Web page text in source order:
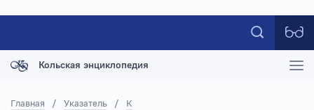
Кольская энциклопедия
Главная / Указатель / К